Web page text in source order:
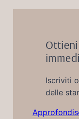
Iscriviti
delle